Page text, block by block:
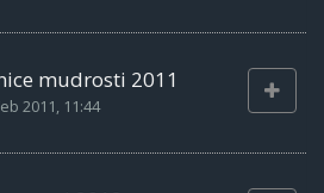
mudrosti 2011
2011, 11:44